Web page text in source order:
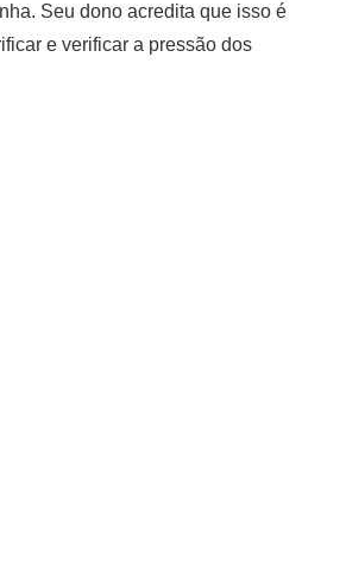
Seu dono acredita que isso é
e verificar a pressão dos